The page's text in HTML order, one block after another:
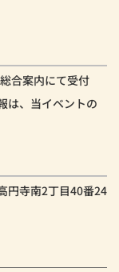
合案内にて受付
は、当イベントの
円寺南2丁目40番24